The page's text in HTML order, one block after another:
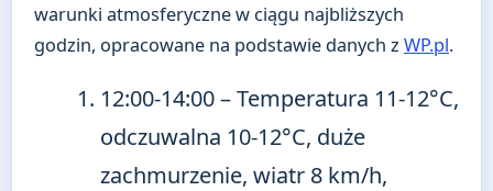
warunki atmosferyczne w ciągu najbliższych
godzin, opracowane na podstawie danych z WP.pl.
12:00-14:00– Temperatura 11-12°C,
odczuwalna 10-12°C, duże
zachmurzenie, wiatr 8 km/h,